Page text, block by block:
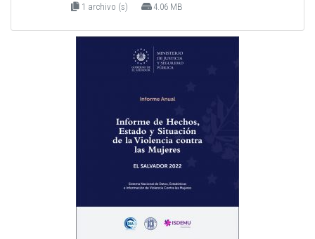
1 archivo (s) 4.06 MB